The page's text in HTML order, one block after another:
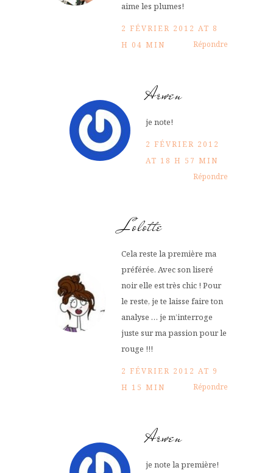
aime les plumes!
2 FÉVRIER 2012 AT 8
H 04 MIN
Répondre
Arwen
je note!
2 FÉVRIER 2012
AT 18 H 57 MIN
Répondre
Lolotte
Cela reste la première ma
préférée. Avec son liseré
noir elle est très chic ! Pour
le reste, je te laisse faire ton
analyse … je m’interroge
juste sur ma passion pour le
rouge !!!
2 FÉVRIER 2012 AT 9
H 15 MIN
Répondre
Arwen
je note la première!